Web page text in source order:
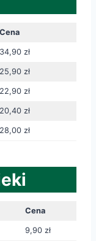
Cena
34,90 zł
25,90 zł
22,90 zł
20,40 zł
28,00 zł
Cena
9,90 zł